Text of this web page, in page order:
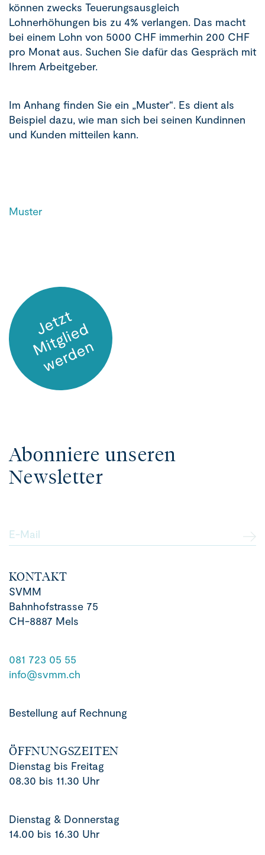
können zwecks Teuerungsausgleich
Lohnerhöhungen bis zu 4% verlangen. Das macht
bei einem Lohn von 5000 CHF immerhin 200 CHF
pro Monat aus. Suchen Sie dafür das Gespräch mit
Ihrem Arbeitgeber.
Im Anhang finden Sie ein „Muster“. Es dient als
Beispiel dazu, wie man sich bei seinen Kundinnen
und Kunden mitteilen kann.
Muster
J
e
t
z
t
M
i
t
g
l
i
e
d
w
e
r
d
e
n
Abonniere unseren
Newsletter
E-Mail
KONTAKT
SVMM
Bahnhofstrasse 75
CH-8887 Mels
081 723 05 55
info@svmm.ch
Bestellung auf Rechnung
ÖFFNUNGSZEITEN
Dienstag bis Freitag
08.30 bis 11.30 Uhr
Dienstag & Donnerstag
14.00 bis 16.30 Uhr